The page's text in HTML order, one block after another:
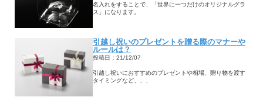
名入れをすることで、「世界に一つだけのオリジナルグラ
ス」になります。
引越し祝いのプレゼントを贈る際のマナーや
ルールは？
投稿日：21/12/07
引越し祝いにおすすめのプレゼントや相場、贈り物を渡す
タイミングなど、、、